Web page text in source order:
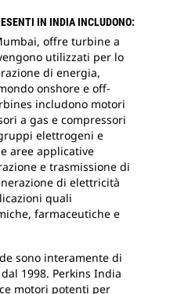
IN INDIA INCLUDONO:
offre turbine a
utilizzati per lo
di energia,
onshore e off-
includono motori
a gas e compressori
elettrogeni e
aree applicative
e trasmissione di
di elettricità
quali
farmaceutiche e
sono interamente di
1998. Perkins India
motori potenti per